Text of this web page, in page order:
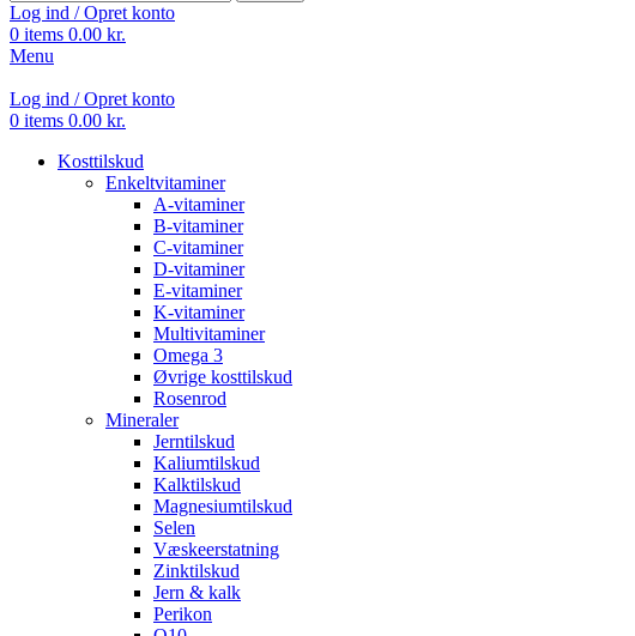
Log ind / Opret konto
0 items 0.00 kr.
Menu
Log ind / Opret konto
0 items 0.00 kr.
Kosttilskud
Enkeltvitaminer
A-vitaminer
B-vitaminer
C-vitaminer
D-vitaminer
E-vitaminer
K-vitaminer
Multivitaminer
Omega 3
Øvrige kosttilskud
Rosenrod
Mineraler
Jerntilskud
Kaliumtilskud
Kalktilskud
Magnesiumtilskud
Selen
Væskeerstatning
Zinktilskud
Jern & kalk
Perikon